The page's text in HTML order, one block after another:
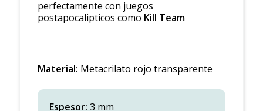
perfectamente con juegos
postapocalipticos como Kill Team
Material: Metacrilato rojo transparente
Espesor: 3 mm